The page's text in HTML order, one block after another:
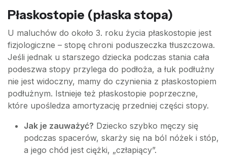
Płaskostopie (płaska stopa)
U maluchów do około 3. roku życia płaskostopie jest
fizjologiczne – stopę chroni poduszeczka tłuszczowa.
Jeśli jednak u starszego dziecka podczas stania cała
podeszwa stopy przylega do podłoża, a łuk podłużny
nie jest widoczny, mamy do czynienia z płaskostopiem
podłużnym. Istnieje też płaskostopie poprzeczne,
które upośledza amortyzację przedniej części stopy.
Jak je zauważyć? Dziecko szybko męczy się
podczas spacerów, skarży się na ból nóżek i stóp,
a jego chód jest ciężki, „człapiący”.